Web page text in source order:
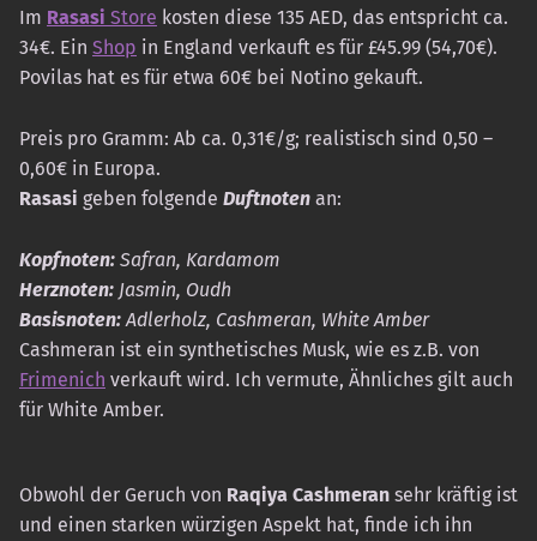
Im Rasasi Store kosten diese 135 AED, das entspricht ca.
34€. Ein Shop in England verkauft es für £45.99 (54,70€).
Povilas hat es für etwa 60€ bei Notino gekauft.
Preis pro Gramm: Ab ca. 0,31€/g; realistisch sind 0,50 –
0,60€ in Europa.
Rasasi geben folgende Duftnoten an:
Kopfnoten: Safran, Kardamom
Herznoten: Jasmin, Oudh
Basisnoten: Adlerholz, Cashmeran, White Amber
Cashmeran ist ein synthetisches Musk, wie es z.B. von
Frimenich verkauft wird. Ich vermute, Ähnliches gilt auch
für White Amber.
Obwohl der Geruch von Raqiya Cashmeran sehr kräftig ist
und einen starken würzigen Aspekt hat, finde ich ihn